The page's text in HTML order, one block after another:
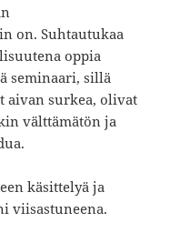
on. Suhtautukaa
oppia
seminaari, sillä
surkea, olivat
välttämätön ja
käsittelyä ja
viisastuneena.